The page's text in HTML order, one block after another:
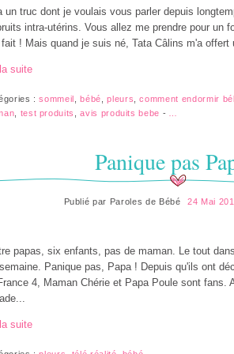
un truc dont je voulais vous parler depuis
intra-utérins. Vous allez me prendre pour un
! Mais quand je suis né, Tata Câlins m'a offert
suite
:sommeil ,bébé ,pleurs ,comment endormir
test produits ,avis produits bebe -
Panique pas
Publié par Paroles de Bébé 24 Mai
papas, six enfants, pas de maman. Le tout
Panique pas, Papa ! Depuis qu'ils ont
4, Maman Chérie et Papa Poule sont fans.
suite